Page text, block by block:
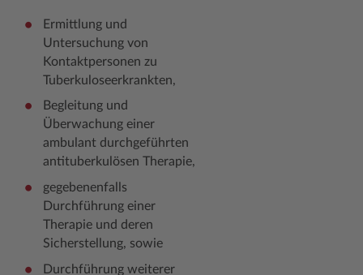
Ermittlung und
Untersuchung von
Kontaktpersonen zu
Tuberkuloseerkrankten,
Begleitung und
Überwachung einer
ambulant durchgeführten
antituberkulösen Therapie,
gegebenenfalls
Durchführung einer
Therapie und deren
Sicherstellung, sowie
Durchführung weiterer